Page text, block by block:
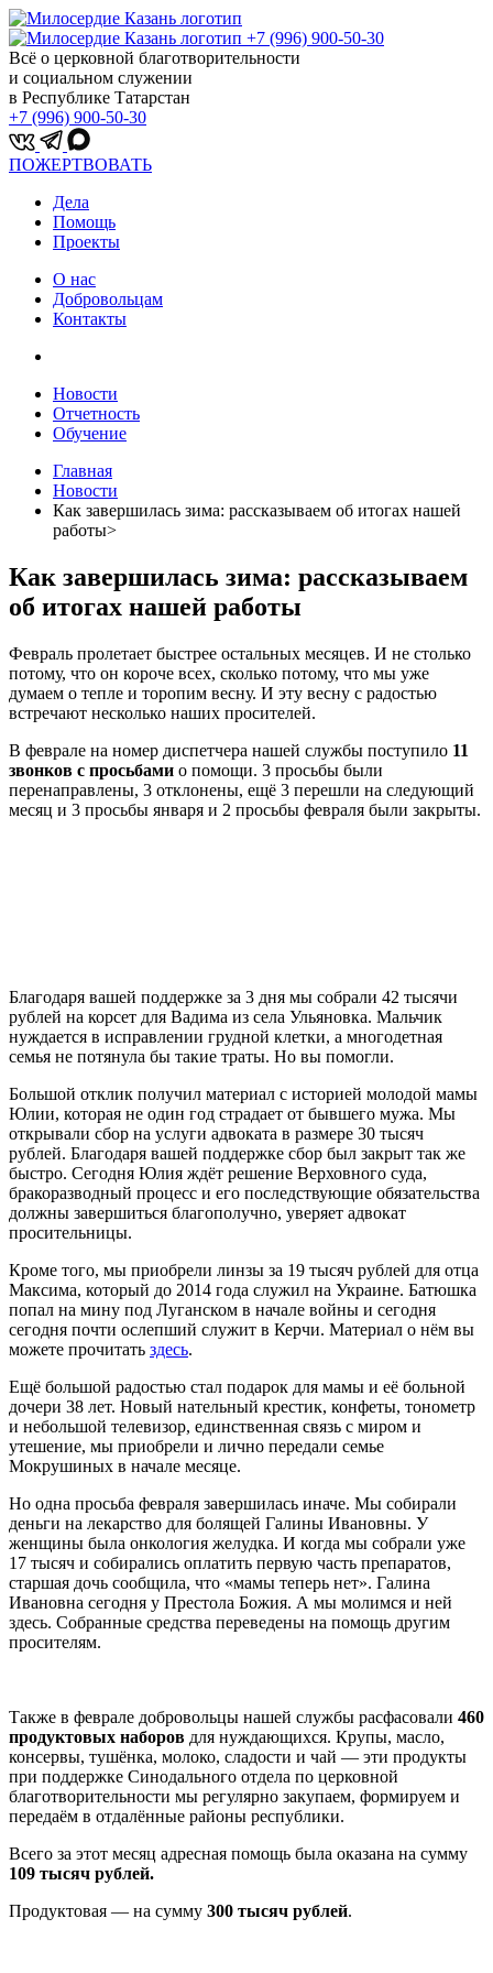
+7 (996) 900-50-30
Всё о церковной благотворительности
и социальном служении
в Республике Татарстан
+7 (996) 900-50-30
ПОЖЕРТВОВАТЬ
Дела
Помощь
Проекты
О нас
Добровольцам
Контакты
Новости
Отчетность
Обучение
Главная
Новости
Как завершилась зима: рассказываем об итогах нашей
работы>
Как завершилась зима: рассказываем
об итогах нашей работы
Февраль пролетает быстрее остальных месяцев. И не столько
потому, что он короче всех, сколько потому, что мы уже
думаем о тепле и торопим весну. И эту весну с радостью
встречают несколько наших просителей.
В феврале на номер диспетчера нашей службы поступило 11
звонков с просьбами о помощи. 3 просьбы были
перенаправлены, 3 отклонены, ещё 3 перешли на следующий
месяц и 3 просьбы января и 2 просьбы февраля были закрыты.
Благодаря вашей поддержке за 3 дня мы собрали 42 тысячи
рублей на корсет для Вадима из села Ульяновка. Мальчик
нуждается в исправлении грудной клетки, а многодетная
семья не потянула бы такие траты. Но вы помогли.
Большой отклик получил материал с историей молодой мамы
Юлии, которая не один год страдает от бывшего мужа. Мы
открывали сбор на услуги адвоката в размере 30 тысяч
рублей. Благодаря вашей поддержке сбор был закрыт так же
быстро. Сегодня Юлия ждёт решение Верховного суда,
бракоразводный процесс и его последствующие обязательства
должны завершиться благополучно, уверяет адвокат
просительницы.
Кроме того, мы приобрели линзы за 19 тысяч рублей для отца
Максима, который до 2014 года служил на Украине. Батюшка
попал на мину под Луганском в начале войны и сегодня
сегодня почти ослепший служит в Керчи. Материал о нём вы
можете прочитать здесь.
Ещё большой радостью стал подарок для мамы и её больной
дочери 38 лет. Новый нательный крестик, конфеты, тонометр
и небольшой телевизор, единственная связь с миром и
утешение, мы приобрели и лично передали семье
Мокрушиных в начале месяце.
Но одна просьба февраля завершилась иначе. Мы собирали
деньги на лекарство для болящей Галины Ивановны. У
женщины была онкология желудка. И когда мы собрали уже
17 тысяч и собирались оплатить первую часть препаратов,
старшая дочь сообщила, что «мамы теперь нет». Галина
Ивановна сегодня у Престола Божия. А мы молимся и ней
здесь. Собранные средства переведены на помощь другим
просителям.
Также в феврале добровольцы нашей службы расфасовали 460
продуктовых наборов для нуждающихся. Крупы, масло,
консервы, тушёнка, молоко, сладости и чай — эти продукты
при поддержке Синодального отдела по церковной
благотворительности мы регулярно закупаем, формируем и
передаём в отдалённые районы республики.
Всего за этот месяц адресная помощь была оказана на сумму
109 тысяч рублей.
Продуктовая — на сумму 300 тысяч рублей.